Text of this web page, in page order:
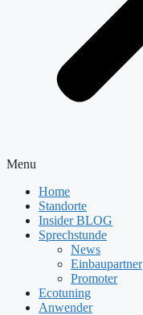
Menu
Home
Standorte
Insider BLOG
Sprechstunde
News
Einbaupartner
Promoter
Ecotuning
Anwender